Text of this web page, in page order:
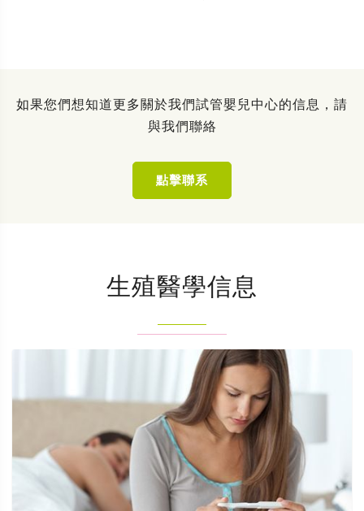
如果您們想知道更多關於我們試管嬰兒中心的信息，請
與我們聯絡
點擊聯系
生殖醫學信息